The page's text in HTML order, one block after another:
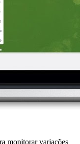
monitorar variações